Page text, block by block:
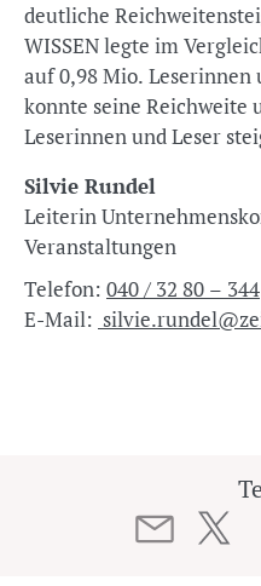
deutliche
WISSEN legte im
auf 0,98 Mio. Leserinnen
konnte seine Reichweite
Leserinnen und Leser
Silvie Rundel
Leiterin Unternehmenskommunikation und
Veranstaltungen
Telefon: 040 / 32 80 – 344
E-Mail: